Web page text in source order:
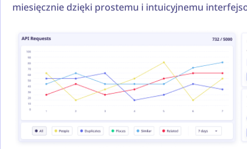
miesięcznie dzięki prostemu i intuicyjnemu